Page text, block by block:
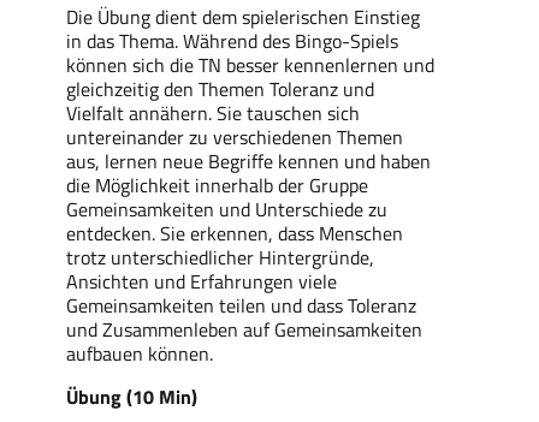
Die Übung dient dem spielerischen Einstieg
in das Thema. Während des Bingo-Spiels
können sich die TN besser kennenlernen und
gleichzeitig den Themen Toleranz und
Vielfalt annähern. Sie tauschen sich
untereinander zu verschiedenen Themen
aus, lernen neue Begriffe kennen und haben
die Möglichkeit innerhalb der Gruppe
Gemeinsamkeiten und Unterschiede zu
entdecken. Sie erkennen, dass Menschen
trotz unterschiedlicher Hintergründe,
Ansichten und Erfahrungen viele
Gemeinsamkeiten teilen und dass Toleranz
und Zusammenleben auf Gemeinsamkeiten
aufbauen können.
Übung (10 Min)